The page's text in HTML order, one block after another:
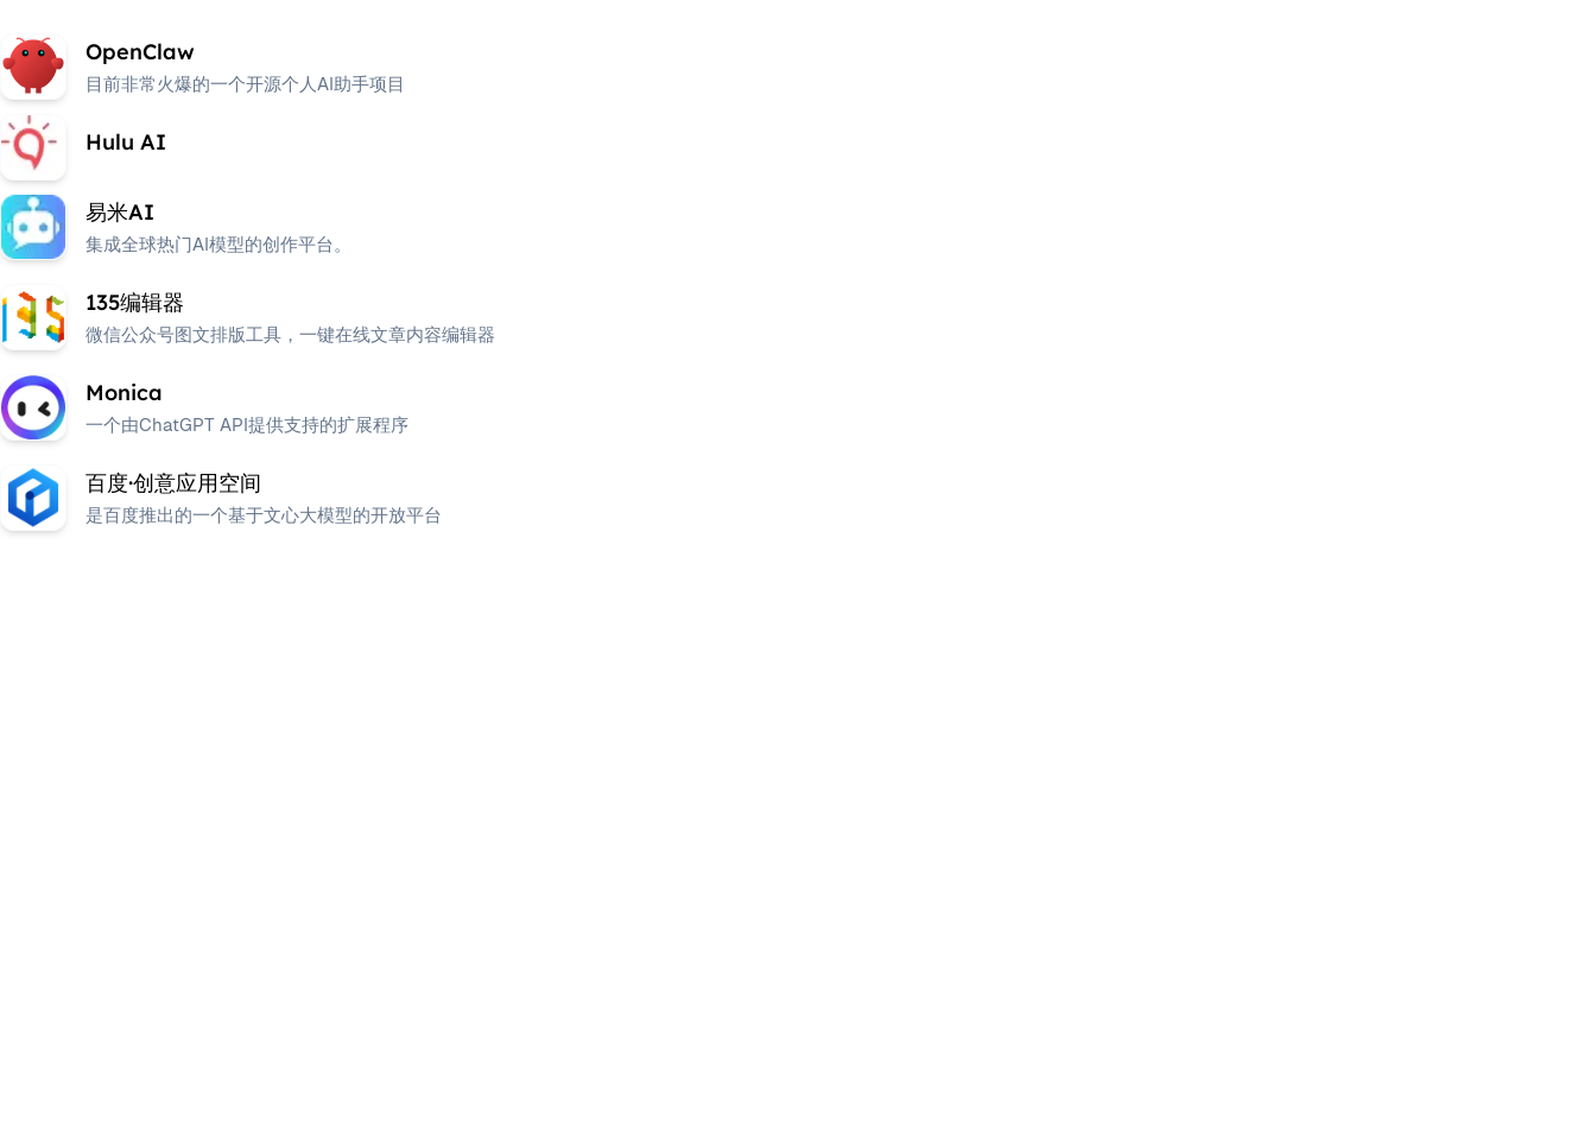
OpenClaw
目前非常火爆的一个开源个人AI助手项目
Hulu AI
易米AI
集成全球热门AI模型的创作平台。
135编辑器
微信公众号图文排版工具，一键在线文章内容编辑器
Monica
一个由ChatGPT API提供支持的扩展程序
百度·创意应用空间
是百度推出的一个基于文心大模型的开放平台